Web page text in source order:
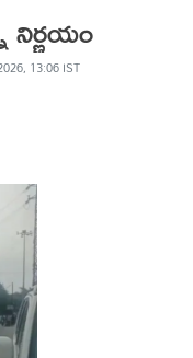
నిర్ణయం
13:06 IST